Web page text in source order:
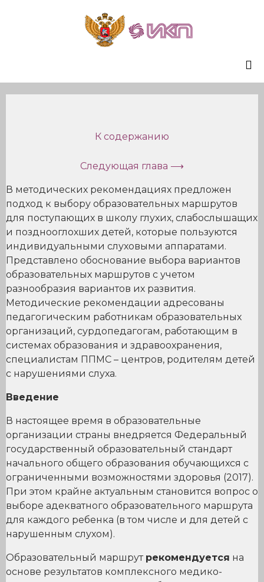
К содержанию
Следующая глава ⟶
В методических рекомендациях предложен
подход к выбору образовательных маршрутов
для поступающих в школу глухих, слабослышащих
и позднооглохших детей, которые пользуются
индивидуальными слуховыми аппаратами.
Представлено обоснование выбора вариантов
образовательных маршрутов с учетом
разнообразия вариантов их развития.
Методические рекомендации адресованы
педагогическим работникам образовательных
организаций, сурдопедагогам, работающим в
системах образования и здравоохранения,
специалистам ППМС – центров, родителям детей
с нарушениями слуха.
Введение
В настоящее время в образовательные
организации страны внедряется Федеральный
государственный образовательный стандарт
начального общего образования обучающихся с
ограниченными возможностями здоровья (2017).
При этом крайне актуальным становится вопрос о
выборе адекватного образовательного маршрута
для каждого ребенка (в том числе и для детей с
нарушенным слухом).
Образовательный маршрут рекомендуется на
основе результатов комплексного медико-